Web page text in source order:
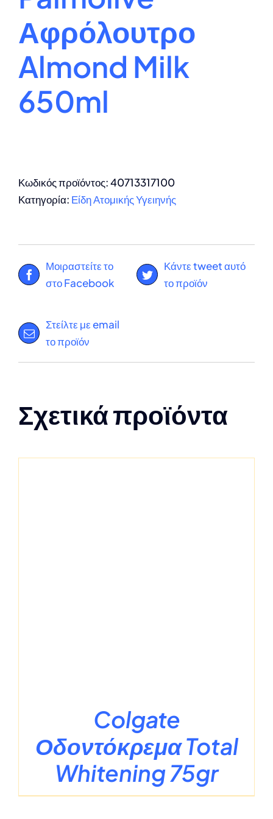
Αφρόλουτρο
Almond Milk
650ml
Κωδικός προϊόντος:40713317100
Κατηγορία: Είδη Ατομικής Υγειηνής
Μοιραστείτε το
στο Facebook
Κάντε tweet αυτό
το προϊόν
Στείλτε με email
το προϊόν
Σχετικά προϊόντα
Colgate
Οδοντόκρεμα Total
Whitening 75gr